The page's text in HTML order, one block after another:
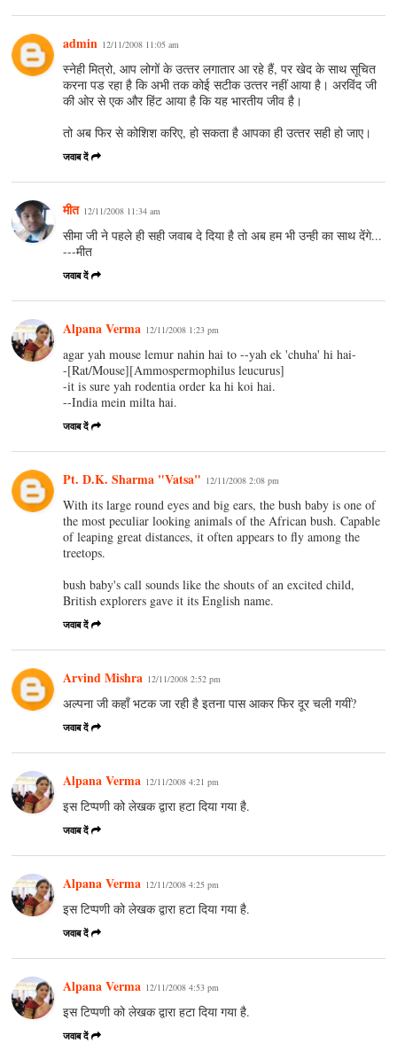
admin 12/11/2008 11:05 am
स्‍नेही मित्रो, आप लोगों के उत्‍तर लगातार आ रहे हैं, पर खेद के साथ सूचित
करना पड रहा है कि अभी तक कोई सटीक उत्‍तर नहीं आया है। अरविंद जी
की ओर से एक और हिंट आया है कि यह भारतीय जीव है।
तो अब फिर से कोशिश करिए, हो सकता है आपका ही उत्‍तर सही हो जाए।
जवाब दें
मीत 12/11/2008 11:34 am
सीमा जी ने पहले ही सही जवाब दे दिया है तो अब हम भी उन्ही का साथ देंगे...
---मीत
जवाब दें
Alpana Verma 12/11/2008 1:23 pm
agar yah mouse lemur nahin hai to --yah ek 'chuha' hi hai-
-[Rat/Mouse][Ammospermophilus leucurus]
-it is sure yah rodentia order ka hi koi hai.
--India mein milta hai.
जवाब दें
Pt. D.K. Sharma "Vatsa" 12/11/2008 2:08 pm
With its large round eyes and big ears, the bush baby is one of
the most peculiar looking animals of the African bush. Capable
of leaping great distances, it often appears to fly among the
treetops.
bush baby's call sounds like the shouts of an excited child,
British explorers gave it its English name.
जवाब दें
Arvind Mishra 12/11/2008 2:52 pm
अल्पना जी कहाँ भटक जा रही है इतना पास आकर फिर दूर चली गयीं?
जवाब दें
Alpana Verma 12/11/2008 4:21 pm
इस टिप्पणी को लेखक द्वारा हटा दिया गया है.
जवाब दें
Alpana Verma 12/11/2008 4:25 pm
इस टिप्पणी को लेखक द्वारा हटा दिया गया है.
जवाब दें
Alpana Verma 12/11/2008 4:53 pm
इस टिप्पणी को लेखक द्वारा हटा दिया गया है.
जवाब दें